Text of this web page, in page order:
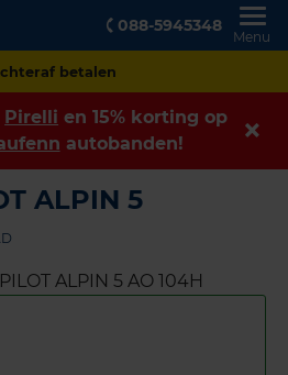
088-5945348
Menu
betalen
Pirelli en 15% korting op
autobanden!
ALPIN 5